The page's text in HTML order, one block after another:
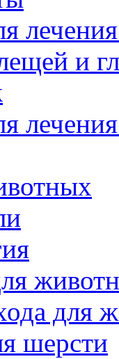
и
для
шерсти